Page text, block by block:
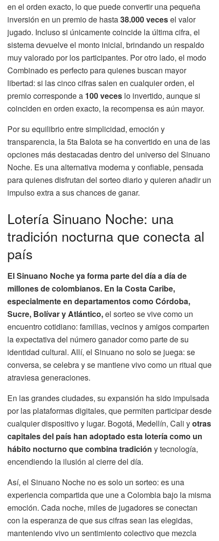
en el orden exacto, lo que puede convertir una pequeña
inversión en un premio de hasta38.000 vecesel valor
jugado. Incluso si únicamente coincide la última cifra, el
sistema devuelve el monto inicial, brindando un respaldo
muy valorado por los participantes. Por otro lado, el modo
Combinado es perfecto para quienes buscan mayor
libertad: si las cinco cifras salen en cualquier orden, el
premio corresponde a 100 veces lo invertido, aunque si
coinciden en orden exacto, la recompensa es aún mayor.
Por su equilibrio entre simplicidad, emoción y
transparencia, la 5ta Balota se ha convertido en una de las
opciones más destacadas dentro del universo del Sinuano
Noche. Es una alternativa moderna y confiable, pensada
para quienes disfrutan del sorteo diario y quieren añadir un
impulso extra a sus chances de ganar.
Lotería Sinuano Noche: una
tradición nocturna que conecta al
país
El Sinuano Noche ya forma parte del día a día de
millones de colombianos. En la Costa Caribe,
especialmente en departamentos como Córdoba,
Sucre, Bolívar y Atlántico,el sorteo se vive como un
encuentro cotidiano: familias, vecinos y amigos comparten
la expectativa del número ganador como parte de su
identidad cultural. Allí, el Sinuano no solo se juega: se
conversa, se celebra y se mantiene vivo como un ritual que
atraviesa generaciones.
En las grandes ciudades, su expansión ha sido impulsada
por las plataformas digitales, que permiten participar desde
cualquier dispositivo y lugar. Bogotá, Medellín, Cali yotras
capitales del país han adoptado esta lotería como un
hábito nocturno que combina tradición y tecnología,
encendiendo la ilusión al cierre del día.
Así, el Sinuano Noche no es solo un sorteo: es una
experiencia compartida que une a Colombia bajo la misma
emoción. Cada noche, miles de jugadores se conectan
con la esperanza de que sus cifras sean las elegidas,
manteniendo vivo un sentimiento colectivo que mezcla